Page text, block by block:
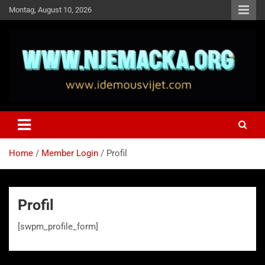
Skip
to
Montag, August 10, 2026
Idemo u Svijet-Njemacka!
Home Member Login Profil
Profil
[swpm_profile_form]